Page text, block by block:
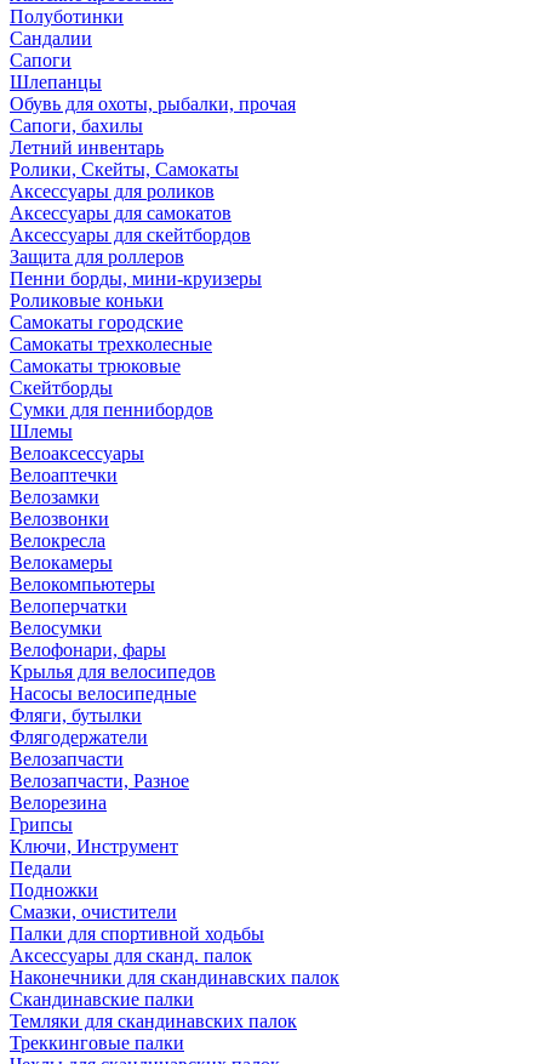
Полуботинки
Сандалии
Сапоги
Шлепанцы
Обувь для охоты, рыбалки, прочая
Сапоги, бахилы
Летний инвентарь
Ролики, Скейты, Самокаты
Аксессуары для роликов
Аксессуары для самокатов
Аксессуары для скейтбордов
Защита для роллеров
Пенни борды, мини-круизеры
Роликовые коньки
Самокаты городские
Самокаты трехколесные
Самокаты трюковые
Скейтборды
Сумки для пеннибордов
Шлемы
Велоаксессуары
Велоаптечки
Велозамки
Велозвонки
Велокресла
Велокамеры
Велокомпьютеры
Велоперчатки
Велосумки
Велофонари, фары
Крылья для велосипедов
Насосы велосипедные
Фляги, бутылки
Флягодержатели
Велозапчасти
Велозапчасти, Разное
Велорезина
Грипсы
Ключи, Инструмент
Педали
Подножки
Смазки, очистители
Палки для спортивной ходьбы
Аксессуары для сканд. палок
Наконечники для скандинавских палок
Скандинавские палки
Темляки для скандинавских палок
Треккинговые палки